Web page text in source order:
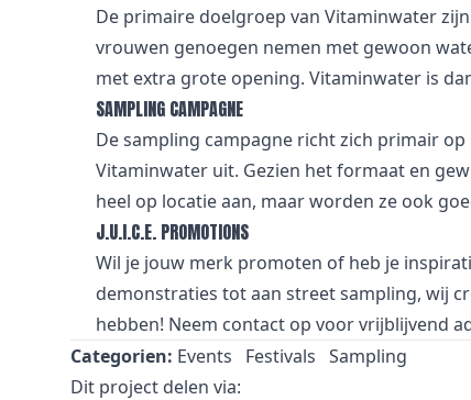
De primaire doelgroep van Vitaminwater
vrouwen genoegen nemen met gewoon
met extra grote opening. Vitaminwater is
SAMPLING CAMPAGNE
De sampling campagne richt zich primair
Vitaminwater uit. Gezien het formaat en
heel op locatie aan, maar worden ze ook
J.U.I.C.E. PROMOTIONS
Wil je jouw merk promoten of heb je
demonstraties tot aan street sampling, wij
hebben! Neem contact op voor vrijblijvend
Categorien: Events Festivals Sampling
Dit project delen via: